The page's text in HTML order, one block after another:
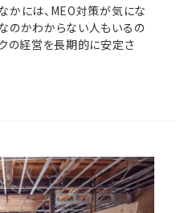
かには、MEO対策が気にな
のかわからない人もいるの
の経営を長期的に安定さ